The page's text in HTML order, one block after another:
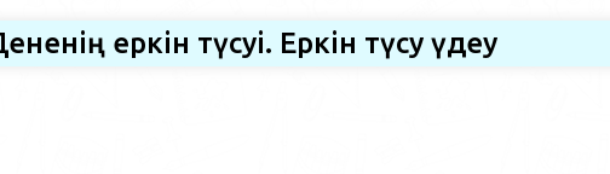
еркiн түсуi. Еркiн түсу үдеу